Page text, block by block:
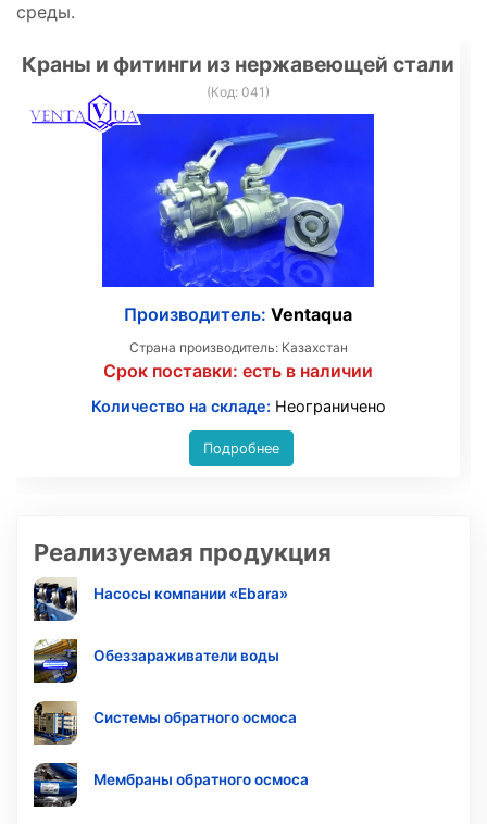
среды.
Краны и фитинги из нержавеющей стали
(Код: 041 )
Производитель: Ventaqua
Страна производитель: Казахстан
Срок поставки: есть в наличии
Количество на складе: Неограничено
Подробнее
Реализуемая продукция
Насосы компании «Ebara»
Обеззараживатели воды
Системы обратного осмоса
Мембраны обратного осмоса